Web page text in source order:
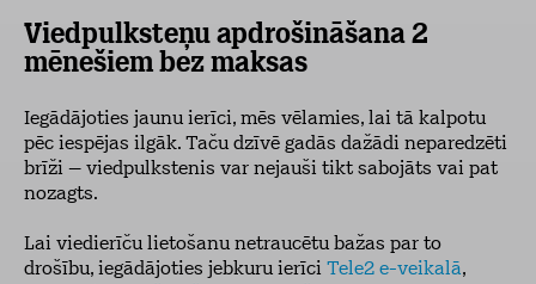
Viedpulksteņu apdrošināšana 2
mēnešiem bez maksas
Iegādājoties jaunu ierīci, mēs vēlamies, lai tā kalpotu
pēc iespējas ilgāk. Taču dzīvē gadās dažādi neparedzēti
brīži – viedpulkstenis var nejauši tikt sabojāts vai pat
nozagts.
Lai viedierīču lietošanu netraucētu bažas par to
drošību, iegādājoties jebkuru ierīci Tele2 e-veikalā,